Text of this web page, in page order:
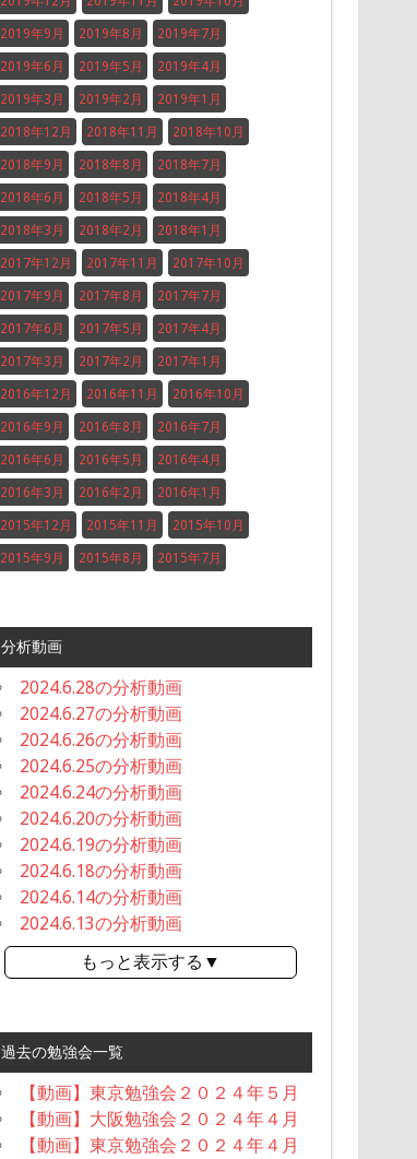
2019年9月 2019年8月 2019年7月
2019年6月 2019年5月 2019年4月
2019年3月 2019年2月 2019年1月
2018年12月 2018年11月 2018年10月
2018年9月 2018年8月 2018年7月
2018年6月 2018年5月 2018年4月
2018年3月 2018年2月 2018年1月
2017年12月 2017年11月 2017年10月
2017年9月 2017年8月 2017年7月
2017年6月 2017年5月 2017年4月
2017年3月 2017年2月 2017年1月
2016年12月 2016年11月 2016年10月
2016年9月 2016年8月 2016年7月
2016年6月 2016年5月 2016年4月
2016年3月 2016年2月 2016年1月
2015年12月 2015年11月 2015年10月
2015年9月 2015年8月 2015年7月
分析動画
2024.6.28の分析動画
2024.6.27の分析動画
2024.6.26の分析動画
2024.6.25の分析動画
2024.6.24の分析動画
2024.6.20の分析動画
2024.6.19の分析動画
2024.6.18の分析動画
2024.6.14の分析動画
2024.6.13の分析動画
もっと表示する▼
過去の勉強会一覧
【動画】東京勉強会２０２４年５月
【動画】大阪勉強会２０２４年４月
【動画】東京勉強会２０２４年４月